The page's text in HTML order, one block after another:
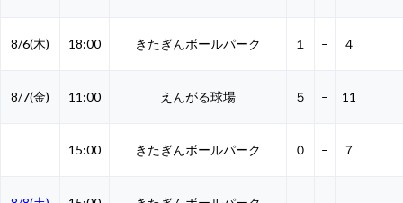
8/6(木) 18:00 きたぎんボールパーク １ – ４
8/7(金) 11:00 えんがる球場 ５ – 11
15:00 きたぎんボールパーク ０ – ７